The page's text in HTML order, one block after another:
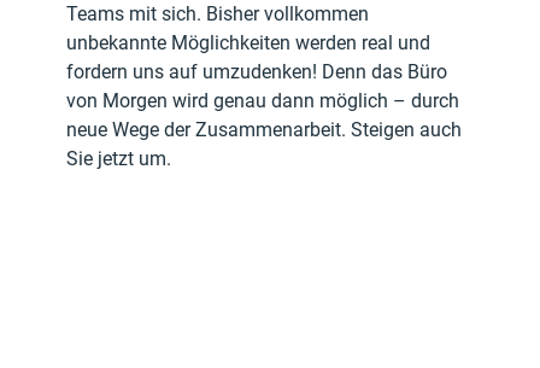
Teams mit sich. Bisher vollkommen
unbekannte Möglichkeiten werden real und
fordern uns auf umzudenken! Denn das Büro
von Morgen wird genau dann möglich – durch
neue Wege der Zusammenarbeit. Steigen auch
Sie jetzt um.